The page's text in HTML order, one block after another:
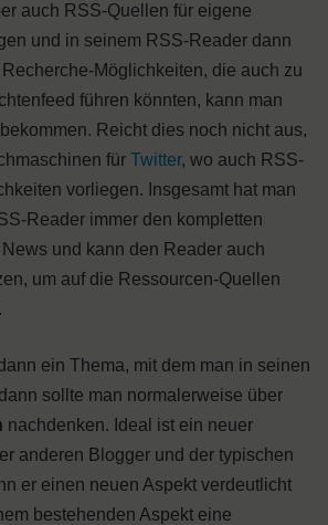
auch RSS-Quellen für eigene
und in seinem RSS-Reader dann
Möglichkeiten, die auch zu
führen könnten, kann man
bekommen. Reicht dies noch nicht aus,
für Twitter, wo auch RSS-
vorliegen. Insgesamt hat man
Reader immer den kompletten
und kann den Reader auch
um auf die Ressourcen-Quellen
ein Thema, mit dem man in seinen
sollte man normalerweise über
nachdenken. Ideal ist ein neuer
anderen Blogger und der typischen
er einen neuen Aspekt verdeutlicht
bestehenden Aspekt eine